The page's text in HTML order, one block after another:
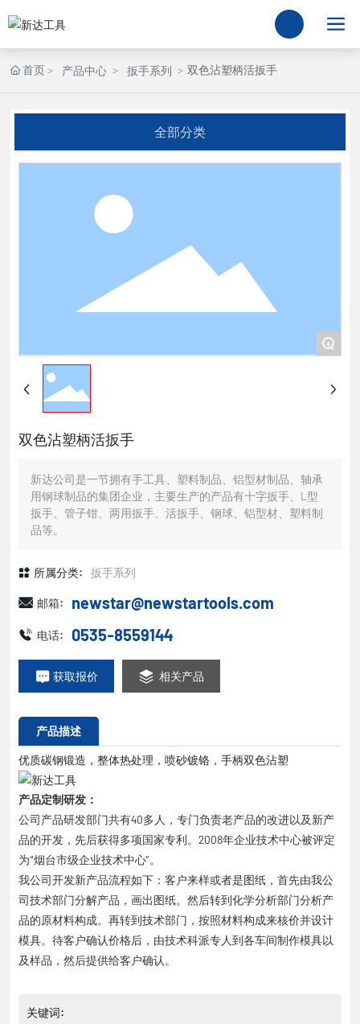
首页 产品中心 扳手系列 双色沾塑柄活扳手
全部分类
+
双色沾塑柄活扳手
新达公司是一节拥有手工具、塑料制品、铝型材制品、轴承
用钢球制品的集团企业，主要生产的产品有十字扳手、L型
扳手、管子钳、两用扳手、活扳手、钢球、铝型材、塑料制
品等。
所属分类: 扳手系列
邮箱: newstar@newstartools.com
电话: 0535-8559144
获取报价 相关产品
产品描述
优质碳钢锻造，整体热处理，喷砂镀铬，手柄双色沾塑
产品定制研发：
公司产品研发部门共有40多人，专门负责老产品的改进以及新产
品的开发，先后获得多项国家专利。2008年企业技术中心被评定
为“烟台市级企业技术中心”。
我公司开发新产品流程如下：客户来样或者是图纸，首先由我公
司技术部门分解产品，画出图纸。然后转到化学分析部门分析产
品的原材料构成。再转到技术部门，按照材料构成来核价并设计
模具。待客户确认价格后，由技术科派专人到各车间制作模具以
及样品，然后提供给客户确认。
关键词: